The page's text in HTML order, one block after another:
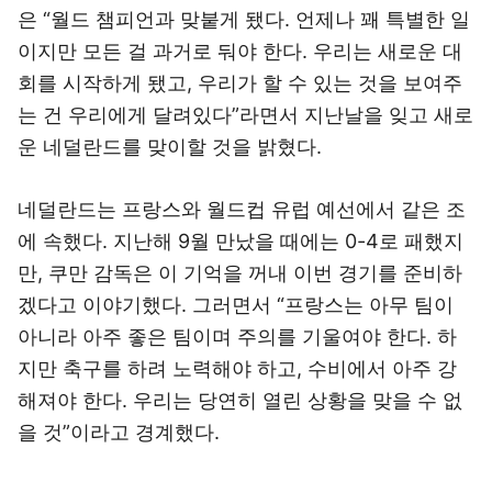
은 “월드 챔피언과 맞붙게 됐다. 언제나 꽤 특별한 일
이지만 모든 걸 과거로 둬야 한다. 우리는 새로운 대
회를 시작하게 됐고, 우리가 할 수 있는 것을 보여주
는 건 우리에게 달려있다”라면서 지난날을 잊고 새로
운 네덜란드를 맞이할 것을 밝혔다.
네덜란드는 프랑스와 월드컵 유럽 예선에서 같은 조
에 속했다. 지난해 9월 만났을 때에는 0-4로 패했지
만, 쿠만 감독은 이 기억을 꺼내 이번 경기를 준비하
겠다고 이야기했다. 그러면서 “프랑스는 아무 팀이
아니라 아주 좋은 팀이며 주의를 기울여야 한다. 하
지만 축구를 하려 노력해야 하고, 수비에서 아주 강
해져야 한다. 우리는 당연히 열린 상황을 맞을 수 없
을 것”이라고 경계했다.